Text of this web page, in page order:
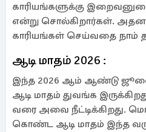
காரியங்களுக்கு
என்று சொல்கிறார்கள்.
காரியங்கள் செய்வதை நாம்
ஆடி மாதம் 2026 :
இந்த 2026 ஆம் ஆண்டு
ஆடி மாதம் துவங்க
வரை அவை நீட்டிக்கிறது.
கொண்ட ஆடி மாதம் இந்த